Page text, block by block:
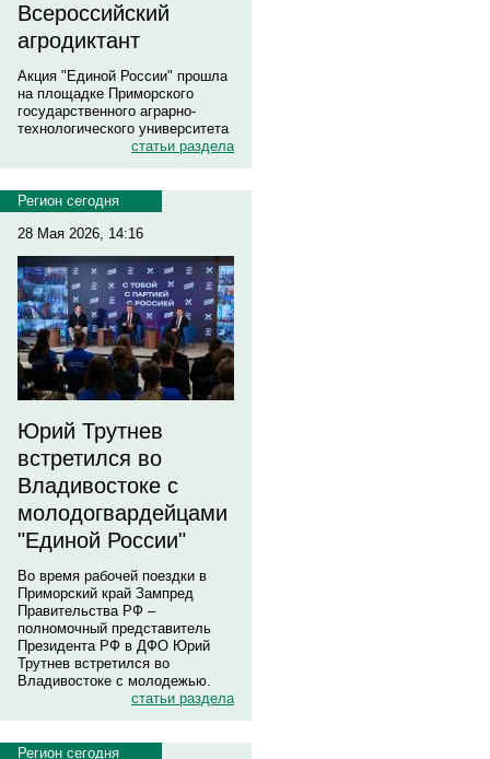
Всероссийский
агродиктант
Акция "Единой России" прошла
на площадке Приморского
государственного аграрно-
технологического университета
статьи раздела
Регион сегодня
28 Мая 2026, 14:16
Юрий Трутнев
встретился во
Владивостоке с
молодогвардейцами
"Единой России"
Во время рабочей поездки в
Приморский край Зампред
Правительства РФ –
полномочный представитель
Президента РФ в ДФО Юрий
Трутнев встретился во
Владивостоке с молодежью.
статьи раздела
Регион сегодня